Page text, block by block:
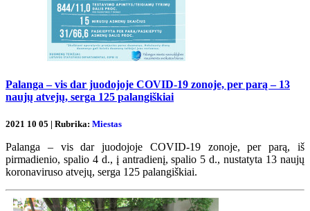
Palanga – vis dar juodojoje COVID-19 zonoje, per parą – 13
naujų atvejų, serga 125 palangiškiai
2021 10 05 | Rubrika: Miestas
Palanga – vis dar juodojoje COVID-19 zonoje, per parą, iš
pirmadienio, spalio 4 d., į antradienį, spalio 5 d., nustatyta 13 naujų
koronaviruso atvejų, serga 125 palangiškiai.